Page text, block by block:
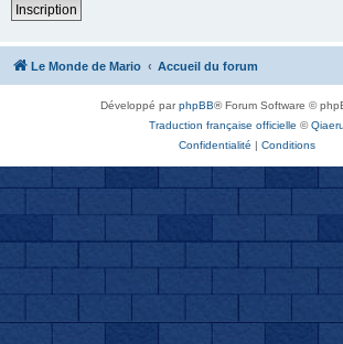
Inscription
Le Monde de Mario Accueil du forum
Développé parphpBB® Forum Software ©
Traduction française officielle ©Qiaeru
Confidentialité | Conditions